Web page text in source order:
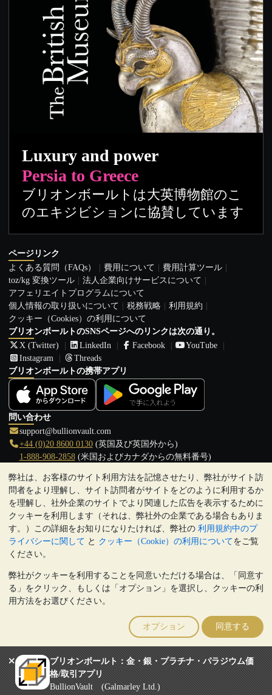
弊社は、お客様のサイト利用方法を記憶させたり、弊社がサイト訪
問者をより理解し、サイト訪問者がサイトをどのように利用するか
を理解し、社外企業のサイトでより関連した広告を表示するために
クッキーを利用します（それは、弊社外の企業である場合もありま
す。）この詳細をお知りになりたければ、弊社の 利用規約中のプ
ライバシーに関して と クッキー（Cookie）の利用についてをご覧
ください。
弊社がクッキーを利用することを同意いただける場合は、「同意す
る」をクリック、もしくは「オプション」を選択し、クッキーの利
用方法をお選びください。
オプション 同意する
ブリオンボールト：金・銀・プラチナ・パラジウム価
格/取引アプリ
BullionVault (Galmarley Ltd.)
Luxury and power
Persia to Greece
ブリオンボールトは大英博物館のこ
のエキジビションに協賛しています
ページリンク
よくある質問（FAQs）
費用について
費用計算ツール
toz/kg 変換ツール
法人企業向けサービスについて
アフェリエイトプログラムについて
個人情報の取り扱いについて
税務戦略
利用規約
クッキー（Cookies）の利用について
ブリオンボールトのSNSページへのリンクは次の通り。
X (Twitter)
LinkedIn Facebook
YouTube
Instagram
Threads
ブリオンボールトの携帯アプリ
問い合わせ
support@bullionvault.com
+44 (0)20 8600 0130(英国及び英国外から)
1-888-908-2858(米国およびカナダからの無料番号)
クリックして通話を開始
営業時間:
9:00～20:30 (英国), 月曜日から金曜日
17:00～2:30（日本時間）, 月曜日から金曜日
Galmarley Ltd T/A BullionVault
3 Shortlands (7th Floor)
London
W6 8DA
United Kingdom
貴金属の価値は下落することもあれば上昇することもありま
す。過去の傾向は、将来の価格の動きを保証するものではありませ
ん。BullionVaultのウェブサイト上、もしくはBullionVaultとのコミ
ュニケーション上のいかなる内容も、投資に関する助言ではありま
せん。顧客は、金及び銀地金を所有することが適切かどうかを判断
するために、専門家の助言を求めることをお勧めします。
Galmarley Ltd, trading as BullionVault, registered in England and Wales